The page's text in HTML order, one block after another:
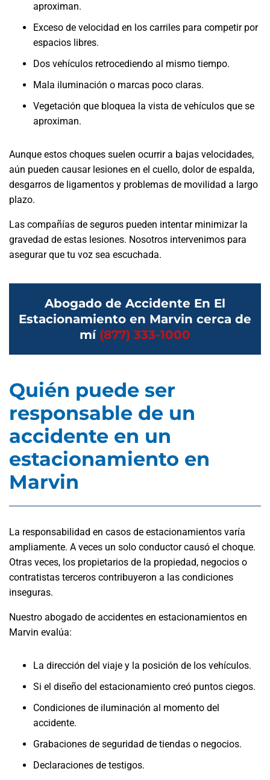
aproximan.
Exceso de velocidad en los carriles para competir por
espacios libres.
Dos vehículos retrocediendo al mismo tiempo.
Mala iluminación o marcas poco claras.
Vegetación que bloquea la vista de vehículos que se
aproximan.
Aunque estos choques suelen ocurrir a bajas velocidades,
aún pueden causar lesiones en el cuello, dolor de espalda,
desgarros de ligamentos y problemas de movilidad a largo
plazo.
Las compañías de seguros pueden intentar minimizar la
gravedad de estas lesiones. Nosotros intervenimos para
asegurar que tu voz sea escuchada.
Abogado de Accidente En El
Estacionamiento en Marvin cerca de
mí (877) 333-1000
Quién puede ser
responsable de un
accidente en un
estacionamiento en
Marvin
La responsabilidad en casos de estacionamientos varía
ampliamente. A veces un solo conductor causó el choque.
Otras veces, los propietarios de la propiedad, negocios o
contratistas terceros contribuyeron a las condiciones
inseguras.
Nuestro abogado de accidentes en estacionamientos en
Marvin evalúa:
La dirección del viaje y la posición de los vehículos.
Si el diseño del estacionamiento creó puntos ciegos.
Condiciones de iluminación al momento del
accidente.
Grabaciones de seguridad de tiendas o negocios.
Declaraciones de testigos.